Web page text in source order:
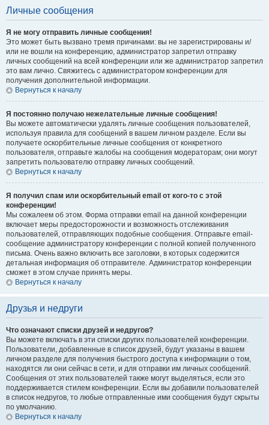
Личные сообщения
Я не могу отправить личные сообщения!
Это может быть вызвано тремя причинами: вы не зарегистрированы и/
или не вошли на конференцию, администратор запретил отправку
личных сообщений на всей конференции или же администратор запретил
это вам лично. Свяжитесь с администратором конференции для
получения дополнительной информации.
Вернуться к началу
Я постоянно получаю нежелательные личные сообщения!
Вы можете автоматически удалять личные сообщения пользователей,
используя правила для сообщений в вашем личном разделе. Если вы
получаете оскорбительные личные сообщения от конкретного
пользователя, отправьте жалобы на сообщения модераторам; они могут
запретить пользователю отправку личных сообщений.
Вернуться к началу
Я получил спам или оскорбительный email от кого-то с этой
конференции!
Мы сожалеем об этом. Форма отправки email на данной конференции
включает меры предосторожности и возможность отслеживания
пользователей, отправляющих подобные сообщения. Отправьте email-
сообщение администратору конференции с полной копией полученного
письма. Очень важно включить все заголовки, в которых содержится
детальная информация об отправителе. Администратор конференции
сможет в этом случае принять меры.
Вернуться к началу
Друзья и недруги
Что означают списки друзей и недругов?
Вы можете включать в эти списки других пользователей конференции.
Пользователи, добавленные в список друзей, будут указаны в вашем
личном разделе для получения быстрого доступа к информации о том,
находятся ли они сейчас в сети, и для отправки им личных сообщений.
Сообщения от этих пользователей также могут выделяться, если это
поддерживается стилем конференции. Если вы добавили пользователей
в список недругов, то любые отправленные ими сообщения будут скрыты
по умолчанию.
Вернуться к началу